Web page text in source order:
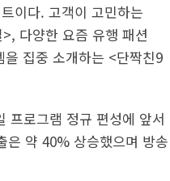
이다. 고객이 고민하는
다양한 요즘 유행 패션
집중 소개하는 <단짝친9
프로그램 정규 편성에 앞서
은 약 40% 상승했으며 방송